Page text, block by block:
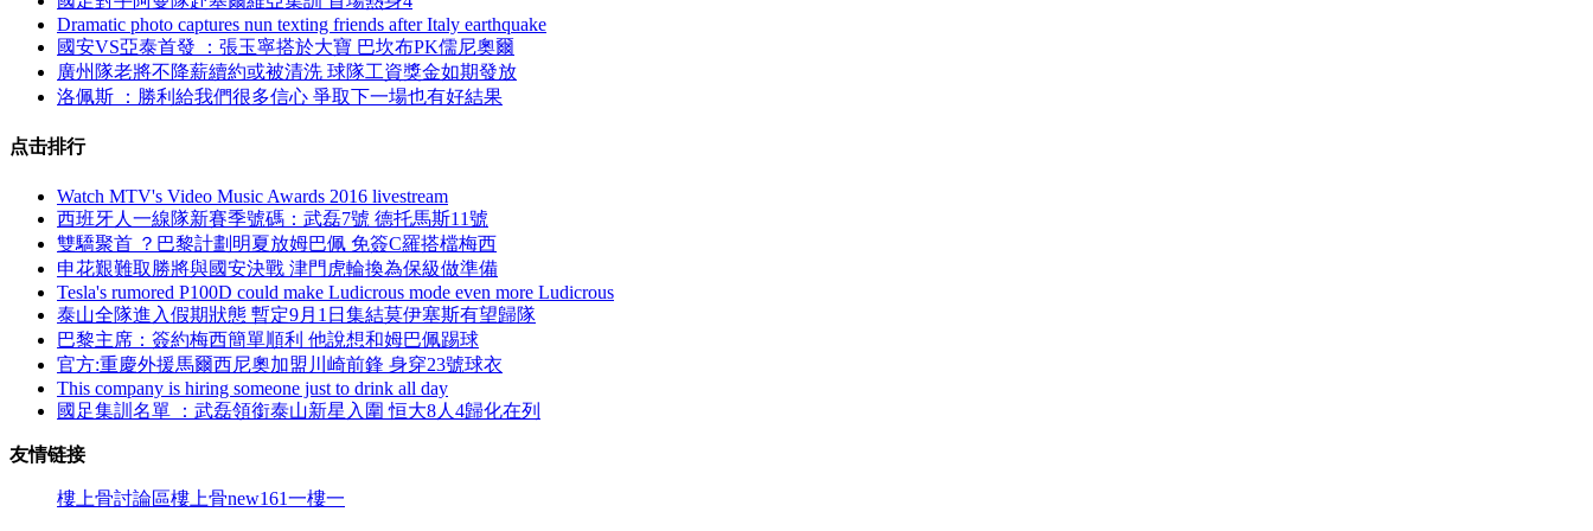
Dramatic photo captures nun texting friends after Italy earthquake
國安VS亞泰首發 ：張玉寧搭於大寶 巴坎布PK儒尼奧爾
廣州隊老將不降薪續約或被清洗 球隊工資獎金如期發放
洛佩斯 ：勝利給我們很多信心 爭取下一場也有好結果
点击排行
Watch MTV's Video Music Awards 2016 livestream
西班牙人一線隊新賽季號碼：武磊7號 德托馬斯11號
雙驕聚首 ？巴黎計劃明夏放姆巴佩 免簽C羅搭檔梅西
申花艱難取勝將與國安決戰 津門虎輪換為保級做準備
Tesla's rumored P100D could make Ludicrous mode even more Ludicrous
泰山全隊進入假期狀態 暫定9月1日集結莫伊塞斯有望歸隊
巴黎主席 ：簽約梅西簡單順利 他說想和姆巴佩踢球
官方:重慶外援馬爾西尼奧加盟川崎前鋒 身穿23號球衣
This company is hiring someone just to drink all day
國足集訓名單 ：武磊領銜泰山新星入圍 恒大8人4歸化在列
友情链接
樓上骨討論區樓上骨new161一樓一